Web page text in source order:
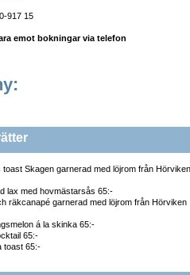
917 15
emot bokningar via telefon
toast Skagen garnerad med löjrom från Hörviken
lax med hovmästarsås 65:-
räkcanapé garnerad med löjrom från Hörviken
á la skinka 65:-
65:-
toast 65:-